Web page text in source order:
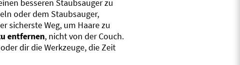
besseren Staubsauger zu
oder dem Staubsauger,
sicherste Weg, um Haare zu
entfernen, nicht von der Couch.
dir die Werkzeuge, die Zeit